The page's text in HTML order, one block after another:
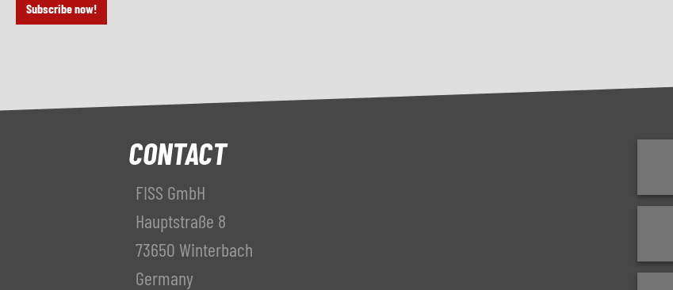
Subscribe now!
CONTACT
FISS GmbH
Hauptstraße 8
73650 Winterbach
Germany